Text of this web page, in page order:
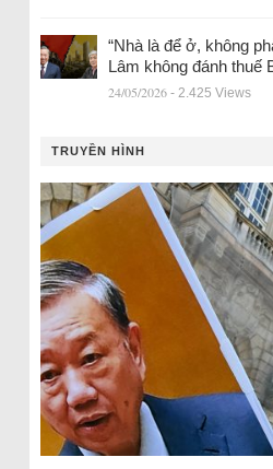
“Nhà là để ở, không
Lâm không đánh thuế
24/05/2026 - 2.425 Views
TRUYỀN HÌNH